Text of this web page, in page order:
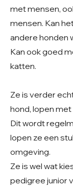
met mensen,
mensen. Kan
andere honden
Kan ook goed
katten.
Ze is verder
hond, lopen met
Dit wordt
lopen ze een
omgeving.
Ze is wel wat
pedigree junior